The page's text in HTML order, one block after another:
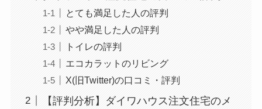
とても満足した人の評判
やや満足した人の評判
トイレの評判
エコカラットのリビング
X(旧Twitter)の口コミ・評判
【評判分析】ダイワハウス注文住宅のメ